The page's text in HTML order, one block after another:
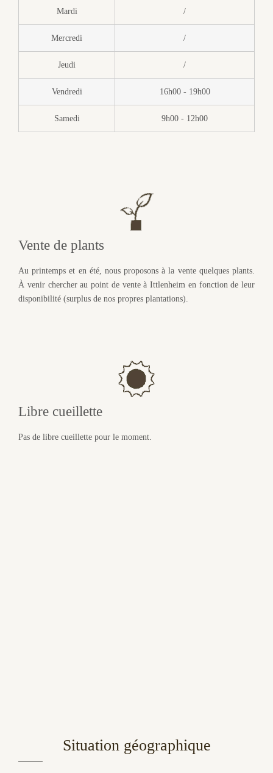
Mardi /
Mercredi /
Jeudi /
Vendredi 16h00 - 19h00
Samedi 9h00 - 12h00
Vente de plants
Au printemps et en été, nous proposons à la vente quelques plants.
À venir chercher au point de vente à Ittlenheim en fonction de leur
disponibilité (surplus de nos propres plantations).
Libre cueillette
Pas de libre cueillette pour le moment.
Situation géographique